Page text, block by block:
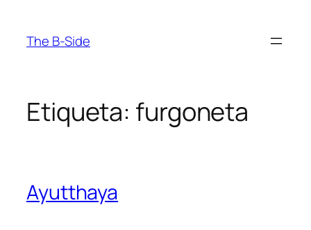
contenido
The B-Side
Etiqueta: furgoneta
Ayutthaya